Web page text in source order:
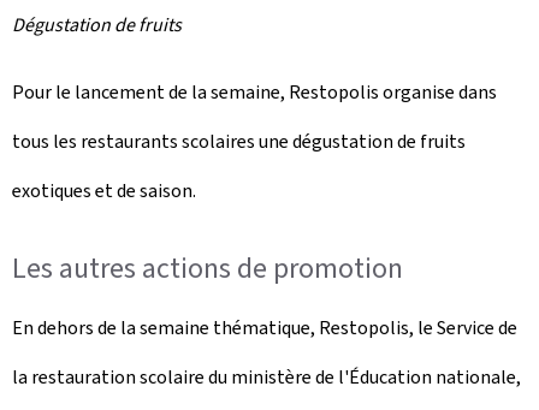
Dégustation de fruits
Pour le lancement de la semaine, Restopolis organise dans
tous les restaurants scolaires une dégustation de fruits
exotiques et de saison.
Les autres actions de promotion
En dehors de la semaine thématique, Restopolis, le Service de
la restauration scolaire du ministère de l'Éducation nationale,